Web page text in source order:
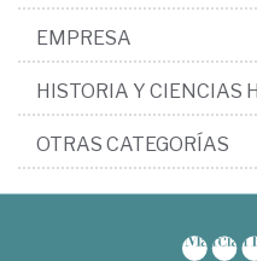
EMPRESA
HISTORIA Y CIENCIAS
OTRAS CATEGORÍAS